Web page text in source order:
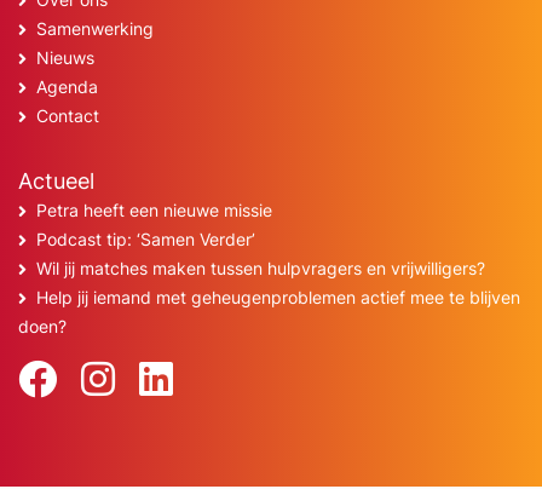
Samenwerking
Nieuws
Agenda
Contact
Actueel
Petra heeft een nieuwe missie
Podcast tip: ‘Samen Verder’
Wil jij matches maken tussen hulpvragers en vrijwilligers?
Help jij iemand met geheugenproblemen actief mee te blijven
doen?